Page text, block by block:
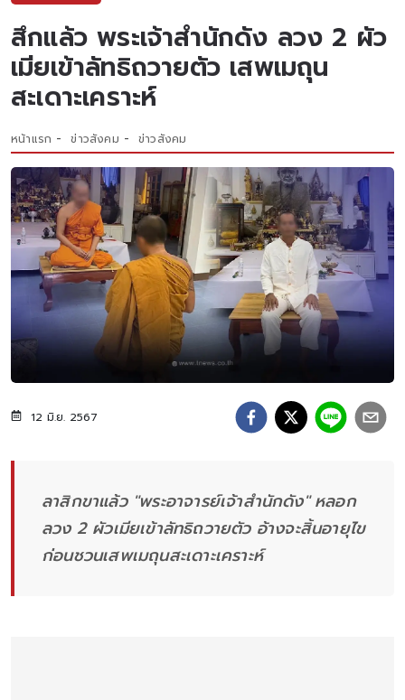
สึกแล้ว พระเจ้าสำนักดัง ลวง 2 ผัว
เมียเข้าลัทธิถวายตัว เสพเมถุน
สะเดาะเคราะห์
หน้าแรก ข่าวสังคม ข่าวสังคม
12 มิ.ย. 2567
ลาสิกขาแล้ว "พระอาจารย์เจ้าสำนักดัง" หลอก
ลวง 2 ผัวเมียเข้าลัทธิถวายตัว อ้างจะสิ้นอายุไข
ก่อนชวนเสพเมถุนสะเดาะเคราะห์